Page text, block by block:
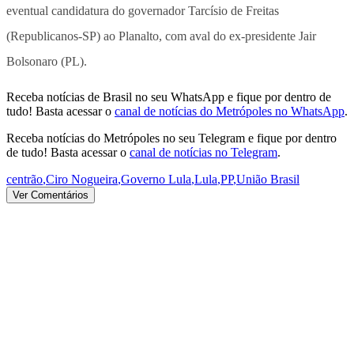
eventual candidatura do governador Tarcísio de Freitas
(Republicanos-SP) ao Planalto, com aval do ex-presidente Jair
Bolsonaro (PL).
Receba notícias de Brasil no seu WhatsApp e fique por dentro de
tudo! Basta acessar o canal de notícias do Metrópoles no WhatsApp.
Receba notícias do Metrópoles no seu Telegram e fique por dentro
de tudo! Basta acessar o canal de notícias no Telegram.
centrão,Ciro Nogueira,Governo Lula,Lula,PP,União Brasil
Ver Comentários